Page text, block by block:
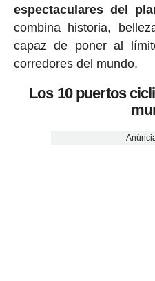
espectaculares del
combina historia,
capaz de poner al
corredores del mundo.
Los 10 puertos